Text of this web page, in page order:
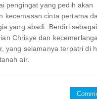
pengingat yang pedih akan
kecemasan cinta pertama
yang abadi. Berdiri sebagai
Chrisye dan
yang selamanya terpatri di
air.